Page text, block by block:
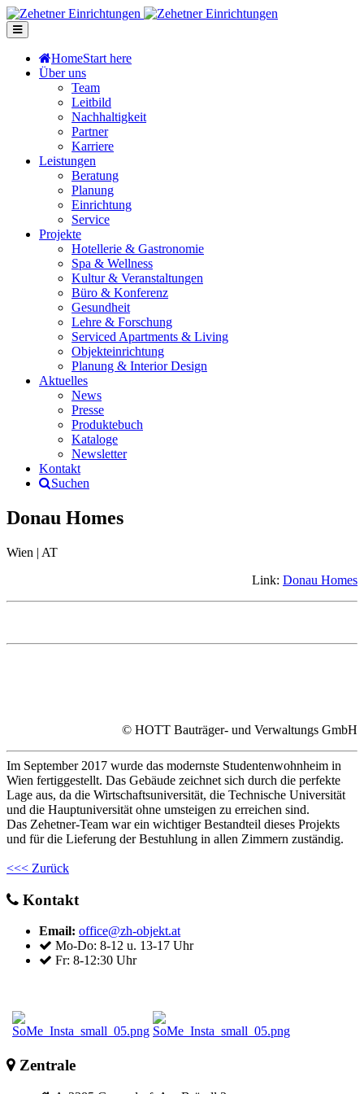
HomeStart here
Über uns
Team
Leitbild
Nachhaltigkeit
Partner
Karriere
Leistungen
Beratung
Planung
Einrichtung
Service
Projekte
Hotellerie & Gastronomie
Spa & Wellness
Kultur & Veranstaltungen
Büro & Konferenz
Gesundheit
Lehre & Forschung
Serviced Apartments & Living
Objekteinrichtung
Planung & Interior Design
Aktuelles
News
Presse
Produktebuch
Kataloge
Newsletter
Kontakt
Suchen
Donau Homes
Wien | AT
Link: Donau Homes
© HOTT Bauträger- und Verwaltungs GmbH
Im September 2017 wurde das modernste Studentenwohnheim in
Wien fertiggestellt. Das Gebäude zeichnet sich durch die perfekte
Lage aus, da die Wirtschaftsuniversität, die Technische Universität
und die Hauptuniversität ohne umsteigen zu erreichen sind.
Das Zehetner-Team war ein wichtiger Bestandteil dieses Projekts
und für die Lieferung der Bestuhlung in allen Zimmern zuständig.
<<< Zurück
Kontakt
Email: office@zh-objekt.at
Mo-Do: 8-12 u. 13-17 Uhr
Fr: 8-12:30 Uhr
Zentrale